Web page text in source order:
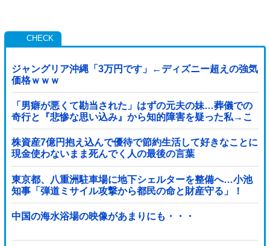
ジャングリア沖縄「3万円です」←ディズニー超えの強気
価格ｗｗｗ
「男癖が悪くて勘当された」はずの元夫の妹…葬儀での
奇行と『悲惨な思い込み』から知的障害を疑った私→こ
っそり病院へ誘導し行政保護させた話
株資産7億円抱え込んで優待で節約生活して好きなことに
現金使わないまま死んでく人の最後の言葉
東京都、八重洲駐車場に地下シェルターを整備へ…小池
知事「弾道ミサイル攻撃から都民の命と財産守る」！
中国の海水浴場の映像があまりにも・・・